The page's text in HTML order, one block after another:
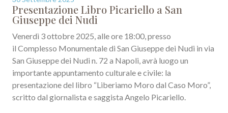
Presentazione Libro Picariello a San
Giuseppe dei Nudi
Venerdì 3 ottobre 2025, alle ore 18:00, presso
il Complesso Monumentale di San Giuseppe dei Nudi in via
San Giuseppe dei Nudi n. 72 a Napoli, avrà luogo un
importante appuntamento culturale e civile: la
presentazione del libro “Liberiamo Moro dal Caso Moro”,
scritto dal giornalista e saggista Angelo Picariello.